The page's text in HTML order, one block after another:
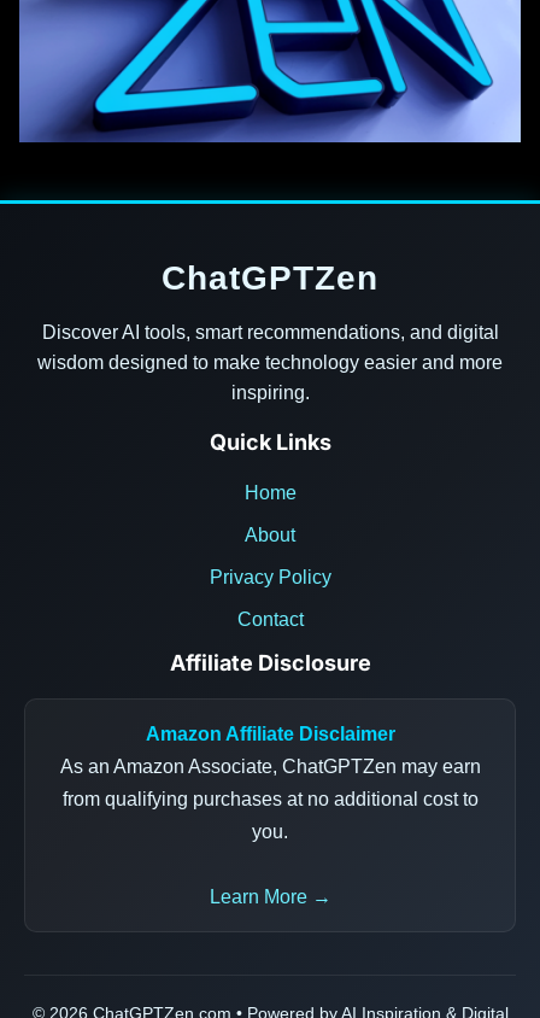
ChatGPTZen
Discover AI tools, smart recommendations, and digital
wisdom designed to make technology easier and more
inspiring.
Quick Links
Home
About
Privacy Policy
Contact
Affiliate Disclosure
Amazon Affiliate Disclaimer
As an Amazon Associate, ChatGPTZen may earn
from qualifying purchases at no additional cost to
you.
Learn More →
© 2026 ChatGPTZen.com • Powered by AI Inspiration & Digital